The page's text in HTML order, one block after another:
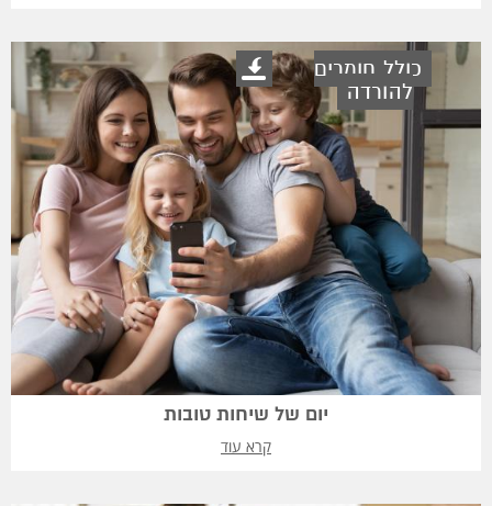
כולל חומרים
להורדה
יום של שיחות טובות
קרא עוד